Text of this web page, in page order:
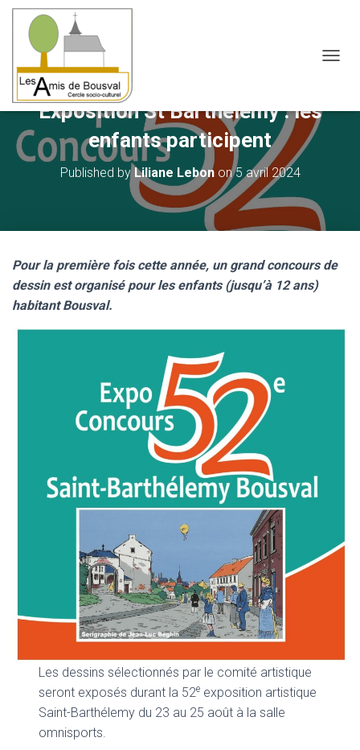
Exposition St Barthélemy : les
enfants participent
Published by Liliane Lebonon5 avril 2024
Pour la première fois cette année, un grand concours de
dessin est organisé pour les enfants (jusqu’à 12 ans)
habitant Bousval.
Les dessins sélectionnés par le comité artistique
seront exposés durant la 52e exposition artistique
Saint-Barthélemy du 23 au 25 août à la salle
omnisports.